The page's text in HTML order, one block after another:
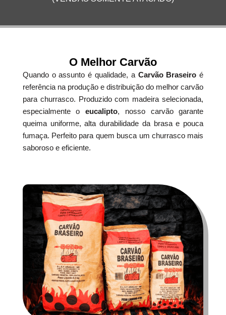
O Melhor Carvão
Quando o assunto é qualidade, a Carvão Braseiro é
referência na produção e distribuição do melhor carvão
para churrasco. Produzido com madeira selecionada,
especialmente oeucalipto, nosso carvão garante
queima uniforme, alta durabilidade da brasa e pouca
fumaça. Perfeito para quem busca um churrasco mais
saboroso e eficiente.